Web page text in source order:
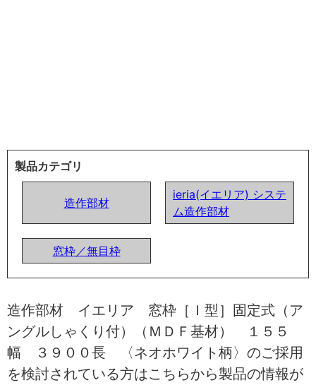
製品カテゴリ
造作部材
ieria(イエリア) システ
ム造作部材
窓枠／無目枠
造作部材 イエリア 窓枠［Ｉ型］固定式（ア
ングルしゃくり付）（ＭＤＦ基材） １５５
幅 ３９００長 〈ネオホワイト柄〉のご採用
を検討されている方はこちらから製品の情報が